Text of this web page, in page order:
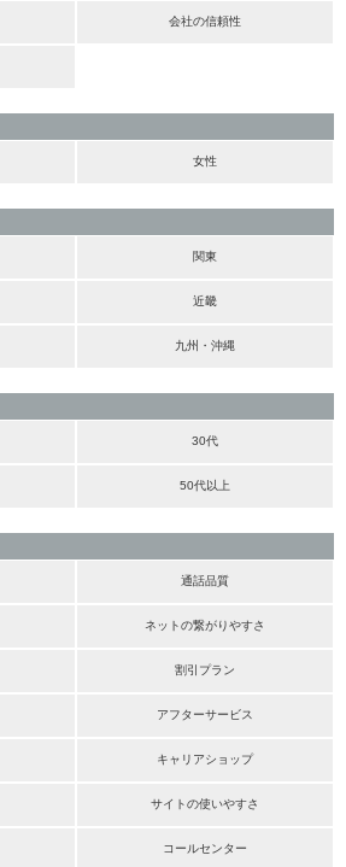
会社の信頼性
女性
関東
近畿
九州・沖縄
30代
50代以上
通話品質
ネットの繋がりやすさ
割引プラン
アフターサービス
キャリアショップ
サイトの使いやすさ
コールセンター